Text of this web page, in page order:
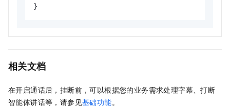
}
相关文档
在开启通话后，挂断前，可以根据您的业务需求处理字幕、打断
智能体讲话等，请参见基础功能。